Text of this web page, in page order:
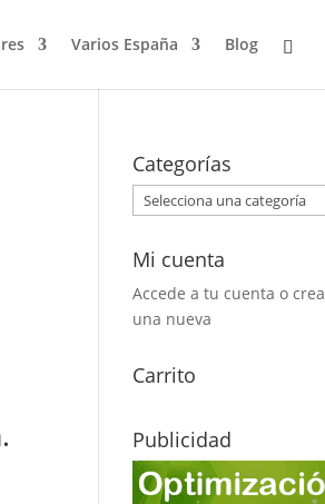
Varios España Blog
Categorías
Mi cuenta
Accede a tu cuenta o crea
una nueva
Carrito
Publicidad